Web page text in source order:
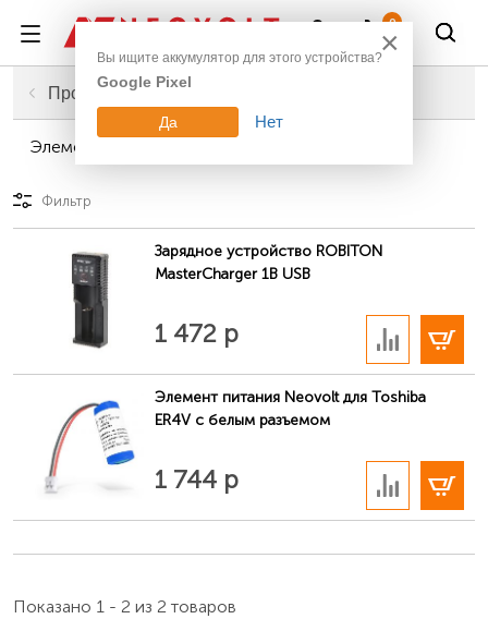
0
Главная
Промышленные элементы питания
Элементы питания и батарейки 2/3AA
Фильтр
Зарядное устройство ROBITON
MasterCharger 1B USB
1 472 р
Элемент питания Neovolt для Toshiba
ER4V с белым разъемом
1 744 р
Показано 1 - 2 из 2 товаров
×
Вы ищите аккумулятор для этого устройства?
Google Pixel
Да Нет